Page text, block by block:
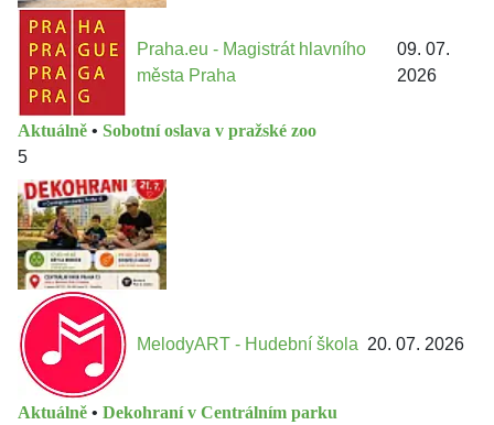
Praha.eu - Magistrát hlavního
města Praha
09. 07.
2026
Aktuálně • Sobotní oslava v pražské zoo
5
MelodyART - Hudební škola 20. 07. 2026
Aktuálně • Dekohraní v Centrálním parku